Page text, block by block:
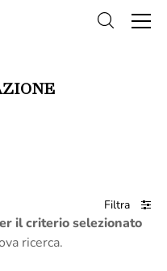
Filtra
il criterio selezionato
ricerca.